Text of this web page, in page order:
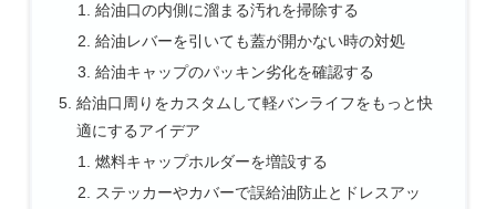
給油口の内側に溜まる汚れを掃除する
給油レバーを引いても蓋が開かない時の対処
給油キャップのパッキン劣化を確認する
給油口周りをカスタムして軽バンライフをもっと快
適にするアイデア
燃料キャップホルダーを増設する
ステッカーやカバーで誤給油防止とドレスアッ